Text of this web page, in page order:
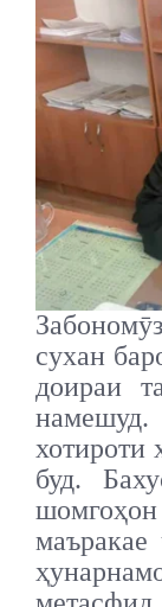
сухан
доираи
хотироти
буд.